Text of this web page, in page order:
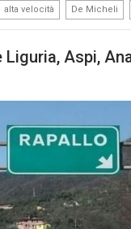
alta velocità De Micheli
Aspi,